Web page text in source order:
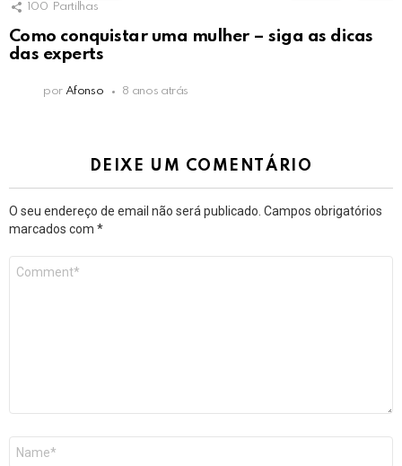
100 Partilhas
Como conquistar uma mulher – siga as dicas
das experts
por Afonso 8 anos atrás
DEIXE UM COMENTÁRIO
O seu endereço de email não será publicado. Campos obrigatórios
marcados com *